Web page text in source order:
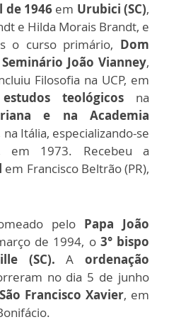
de 1946 em Urubici(SC),
e Hilda Morais Brandt, e
o curso primário, Dom
Seminário João Vianney,
Filosofia na UCP, em
estudos teológicos na
e na Academia
na Itália, especializando-se
em 1973. Recebeu a
em Francisco Beltrão (PR),
pelo Papa João
de 1994, o 3° bispo
(SC).Aordenação
no dia 5 de junho
Francisco Xavier, em